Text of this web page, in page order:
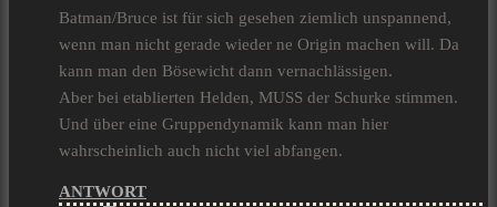
Batman/Bruce ist für sich gesehen ziemlich unspannend,
wenn man nicht gerade wieder ne Origin machen will. Da
kann man den Bösewicht dann vernachlässigen.
Aber bei etablierten Helden, MUSS der Schurke stimmen.
Und über eine Gruppendynamik kann man hier
wahrscheinlich auch nicht viel abfangen.
ANTWORT